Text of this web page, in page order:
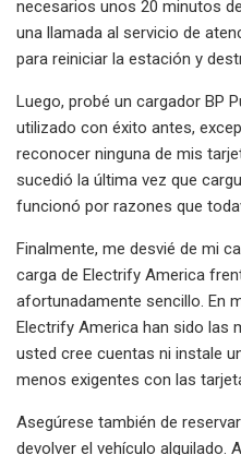
necesarios unos 20 minutos
una llamada al servicio de
para reiniciar la estación y
Luego, probé un cargador BP
utilizado con éxito antes,
reconocer ninguna de mis
sucedió la última vez que
funcionó por razones que
Finalmente, me desvié de mi
carga de Electrify America
afortunadamente sencillo. En
Electrify America han sido las
usted cree cuentas ni instale
menos exigentes con las
Asegúrese también de
devolver el vehículo alquilado.